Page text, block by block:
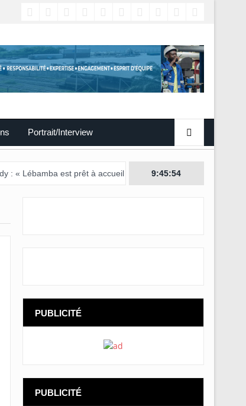
Portrait/Interview
est prêt à accueillir ce grand événement »
9:45:55
PUBLICITÉ
PUBLICITÉ